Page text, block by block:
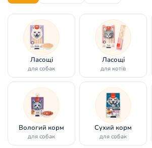
Ласощі
для собак
Ласощі
для котів
Вологий корм
для собак
Сухий корм
для собак